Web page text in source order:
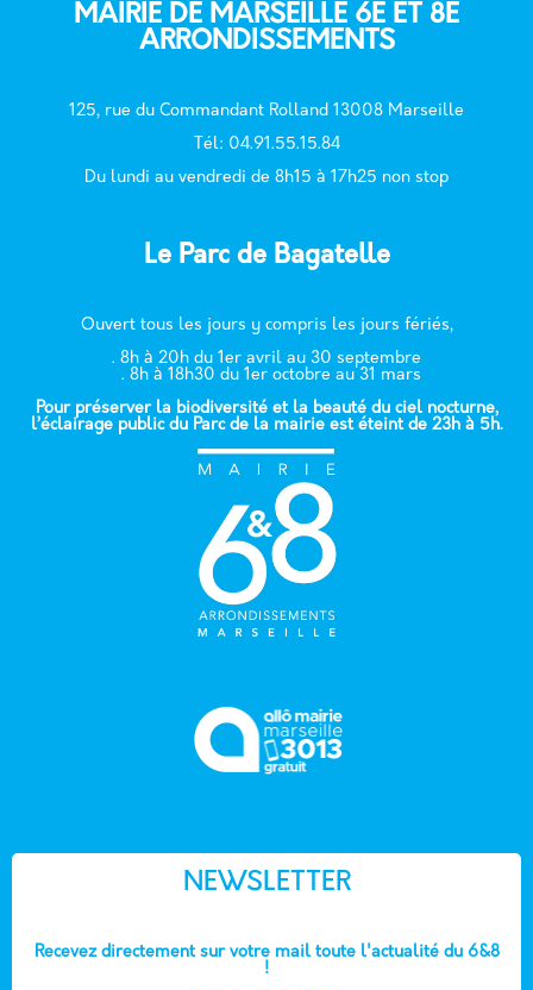
MAIRIE DE MARSEILLE 6E ET 8E
ARRONDISSEMENTS
125, rue du Commandant Rolland 13008 Marseille
él: 04.91.55.15.84
Du lundi au vendredi de 8h15 à 17h25 non stop
Le Parc de Bagatelle
Ouvert tous les jours y compris les jours fériés,
. 8h à 20h du 1er avril au 30 septembre
. 8h à 18h30 du 1er octobre au 31 mars
Pour préserver la biodiversité et la beauté du ciel nocturne,
l’éclairage public du Parc de la mairie est éteint de 23h à 5h.
NEWSLETTER
Recevez directement sur votre mail toute l'actualité du 6&8
!